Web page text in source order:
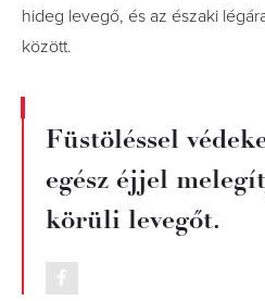
hideg levegő, és az északi
között.
Füstöléssel
egész éjjel
körüli levegőt.